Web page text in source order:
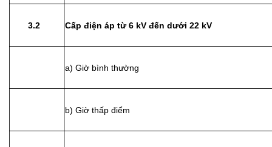
3.2 Cấp điện áp từ 6 kV đến dưới 22 kV
a) Giờ bình thường
b) Giờ thấp điểm